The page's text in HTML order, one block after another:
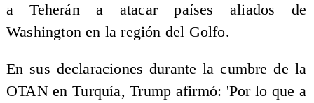
a Teherán a atacar países aliados de
Washington en la región del Golfo.
En sus declaraciones durante la cumbre de la
OTAN en Turquía, Trump afirmó: 'Por lo que a